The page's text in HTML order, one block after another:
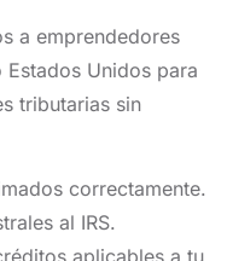
a emprendedores
Unidos para
tributarias sin
correctamente.
al IRS.